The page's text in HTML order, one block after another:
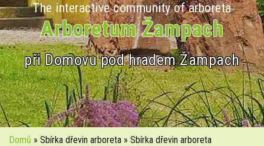
The interactive community of arboreta
Arboretum Žampach
při Domovu pod hradem Žampach
Domů » Sbírka dřevin arboreta » Sbírka dřevin arboreta